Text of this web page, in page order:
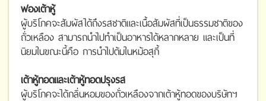
ฟองเต้าหู้
ผู้บริโภคจะสัมผัสได้ถึงรสชาติและเนื้อสัมผัสที่เป็นธรรมชาติของ
ถั่วเหลือง สามารถนำไปทำเป็นอาหารได้หลากหลาย และเป็นที่
นิยมในขณะนี้คือ การนำไปต้มในหม้อสุกี้
เต้าหู้ทอดและเต้าหู้ทอดปรุงรส
ผู้บริโภคจะได้กลิ่นหอมของถั่วเหลืองจากเต้าหู้ทอดของบริษัทฯ